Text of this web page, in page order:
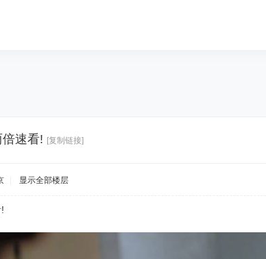
速看! [复制链接]
显示全部楼层